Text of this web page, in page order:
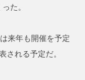
た。
来年も開催を予定
される予定だ。